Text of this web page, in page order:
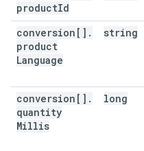
productId
conversion[] .
product
Language
string
conversion[] .
quantity
Millis
long